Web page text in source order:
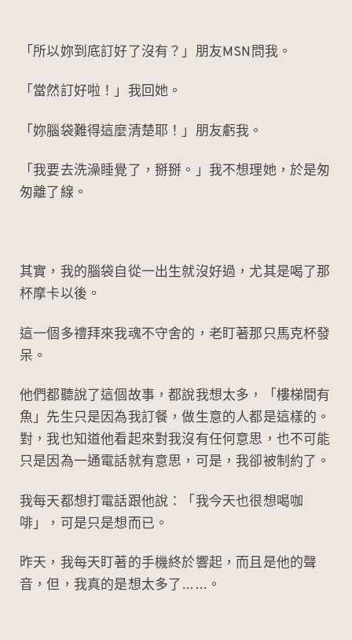
「所以妳到底訂好了沒有？」朋友MSN問我。
「當然訂好啦！」我回她。
「妳腦袋難得這麼清楚耶！」朋友虧我。
「我要去洗澡睡覺了，掰掰。」我不想理她，於是匆
匆離了線。
其實，我的腦袋自從一出生就沒好過，尤其是喝了那
杯摩卡以後。
這一個多禮拜來我魂不守舍的，老盯著那只馬克杯發
呆。
他們都聽說了這個故事，都說我想太多，「樓梯間有
魚」先生只是因為我訂餐，做生意的人都是這樣的。
對，我也知道他看起來對我沒有任何意思，也不可能
只是因為一通電話就有意思，可是，我卻被制約了。
我每天都想打電話跟他說：「我今天也很想喝咖
啡」，可是只是想而已。
昨天，我每天盯著的手機終於響起，而且是他的聲
音，但，我真的是想太多了……。